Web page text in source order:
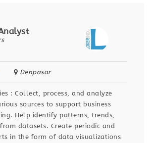
Denpasar
: Collect, process, and analyze
sources to support business
Help identify patterns, trends,
datasets. Create periodic and
in the form of data visualizations